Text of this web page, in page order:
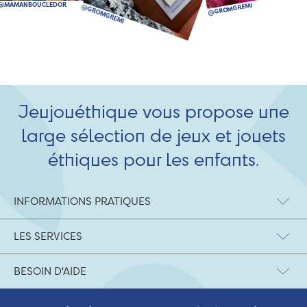
Jeujouéthique vous propose une
large sélection de jeux et jouets
éthiques pour les enfants.
INFORMATIONS PRATIQUES
LES SERVICES
BESOIN D'AIDE